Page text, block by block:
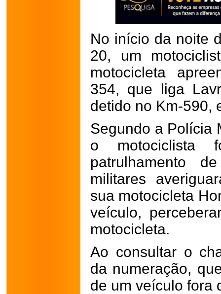
No início da noite
20, um
motocicleta
354, que liga
detido no Km-590,
Segundo a Polícia
o motociclista
patrulhamento
militares
sua motocicleta
veículo,
motocicleta.
Ao consultar o
da numeração,
de um veículo fora